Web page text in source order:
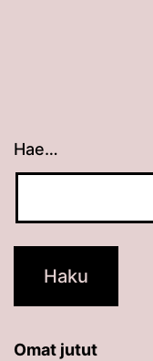
Hae…
Kun tuloksia
Omat jutut